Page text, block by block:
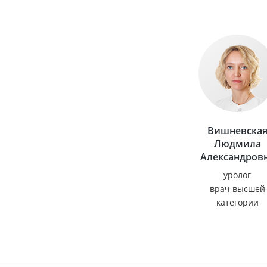
Вишневская
Людмила
уролог
врач высшей
категории